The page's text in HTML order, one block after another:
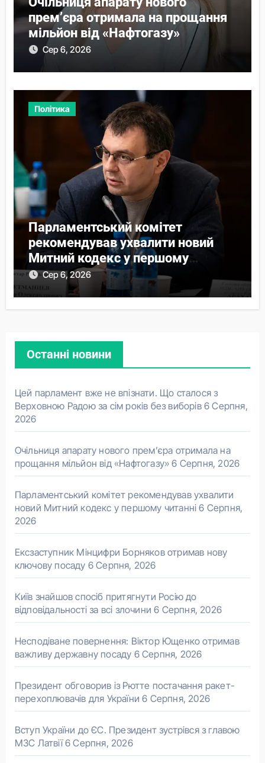
прем’єра отримала на прощання
мільйон від «Нафтогазу»
Сер 6, 2026
Політика
Парламентський комітет
рекомендував ухвалити новий
Митний кодекс у першому
читанні
Сер 6, 2026
Останні новини
Цей парламент вже не впізнати. Що сталося з
Верховною Радою за сім років без виборів 6 Серпня,
2026
Очільниця апарату нового прем’єра отримала на
прощання мільйон від «Нафтогазу» 6 Серпня, 2026
Парламентський комітет рекомендував ухвалити
новий Митний кодекс у першому читанні 6 Серпня,
2026
Ексзаступник Мінцифри Борняков отримав нову
ключову посаду 6 Серпня, 2026
Київ знайшов спосіб притягнути Росію до
відповідальності за всі злочини 6 Серпня, 2026
Несподіване повернення: Віктор Ющенко отримав
важливу державну посаду 6 Серпня, 2026
Президент обговорив із Рютте постачання ракет-
перехоплювачів для України 6 Серпня, 2026
Вступ України до ЄС. Президент зустрівся з главою
МЗС Латвії 6 Серпня, 2026